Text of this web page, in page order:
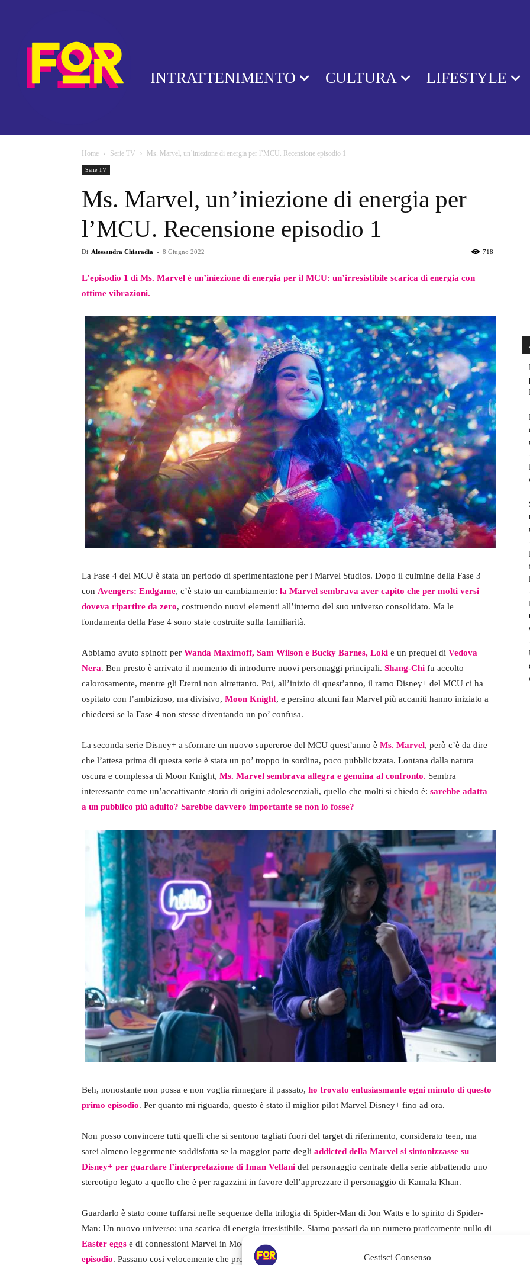
Gestisci Consenso
INTRATTENIMENTO CULTURA LIFESTYLE
Home Serie TV Ms. Marvel, un’iniezione di energia per l’MCU. Recensione episodio 1
Serie TV
Ms. Marvel, un’iniezione di energia per
l’MCU. Recensione episodio 1
Di Alessandra Chiaradia - 8 Giugno 2022 718
L’episodio 1 di Ms. Marvel è un’iniezione di energia per il MCU: un’irresistibile scarica di energia con
ottime vibrazioni.
La Fase 4 del MCU è stata un periodo di sperimentazione per i Marvel Studios. Dopo il culmine della Fase 3
con Avengers: Endgame, c’è stato un cambiamento: la Marvel sembrava aver capito che per molti versi
doveva ripartire da zero, costruendo nuovi elementi all’interno del suo universo consolidato. Ma le
fondamenta della Fase 4 sono state costruite sulla familiarità.
Abbiamo avuto spinoff per Wanda Maximoff, Sam Wilson e Bucky Barnes, Loki e un prequel di Vedova
Nera. Ben presto è arrivato il momento di introdurre nuovi personaggi principali. Shang-Chi fu accolto
calorosamente, mentre gli Eterni non altrettanto. Poi, all’inizio di quest’anno, il ramo Disney+ del MCU ci ha
ospitato con l’ambizioso, ma divisivo, Moon Knight, e persino alcuni fan Marvel più accaniti hanno iniziato a
chiedersi se la Fase 4 non stesse diventando un po’ confusa.
La seconda serie Disney+ a sfornare un nuovo supereroe del MCU quest’anno è Ms. Marvel, però c’è da dire
che l’attesa prima di questa serie è stata un po’ troppo in sordina, poco pubblicizzata. Lontana dalla natura
oscura e complessa di Moon Knight, Ms. Marvel sembrava allegra e genuina al confronto. Sembra
interessante come un’accattivante storia di origini adolescenziali, quello che molti si chiedo è: sarebbe adatta
a un pubblico più adulto? Sarebbe davvero importante se non lo fosse?
Beh, nonostante non possa e non voglia rinnegare il passato, ho trovato entusiasmante ogni minuto di questo
primo episodio. Per quanto mi riguarda, questo è stato il miglior pilot Marvel Disney+ fino ad ora.
Non posso convincere tutti quelli che si sentono tagliati fuori del target di riferimento, considerato teen, ma
sarei almeno leggermente soddisfatta se la maggior parte degli addicted della Marvel si sintonizzasse su
Disney+ per guardare l’interpretazione di Iman Vellani del personaggio centrale della serie abbattendo uno
stereotipo legato a quello che è per ragazzini in favore dell’apprezzare il personaggio di Kamala Khan.
Guardarlo è stato come tuffarsi nelle sequenze della trilogia di Spider-Man di Jon Watts e lo spirito di Spider-
Man: Un nuovo universo: una scarica di energia irresistibile. Siamo passati da un numero praticamente nullo di
Easter eggs e di connessioni Marvel in Moon Knight
episodio. Passano così velocemente che probabilmente dovrete riavvolgere e rivedere la puntata per coglierli